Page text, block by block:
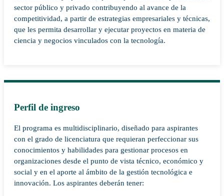
sector público y privado contribuyendo al avance de la
competitividad, a partir de estrategias empresariales y técnicas,
que les permita desarrollar y ejecutar proyectos en materia de
ciencia y negocios vinculados con la tecnología.
Perfil de ingreso
El programa es multidisciplinario, diseñado para aspirantes
con el grado de licenciatura que requieran perfeccionar sus
conocimientos y habilidades para gestionar procesos en
organizaciones desde el punto de vista técnico, económico y
social y en el aporte al ámbito de la gestión tecnológica e
innovación. Los aspirantes deberán tener: